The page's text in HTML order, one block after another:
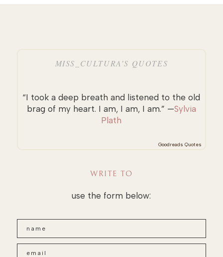
MISS_CULTURA’S QUOTES
“I took a deep breath and listened to the old
brag of my heart. I am, I am, I am.” —Sylvia
Plath
Goodreads Quotes
WRITE TO
use the form below: